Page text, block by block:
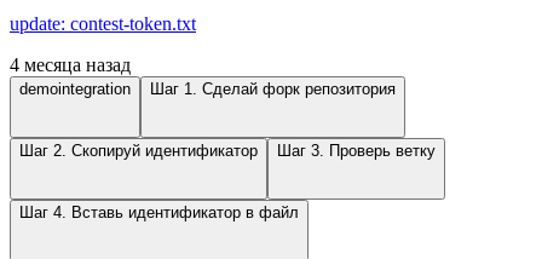
update: contest-token.txt
4 месяца назад
demointegration Шаг 1. Сделай форк репозитория
Шаг 2. Скопируй идентификатор Шаг 3. Проверь ветку
Шаг 4. Вставь идентификатор в файл